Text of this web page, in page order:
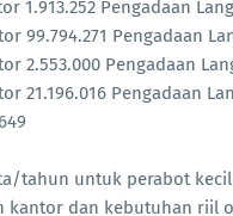
1.913.252 Pengadaan
99.794.271 Pengadaan
2.553.000 Pengadaan
21.196.016 Pengadaan
tahun untuk perabot
kantor dan kebutuhan riil